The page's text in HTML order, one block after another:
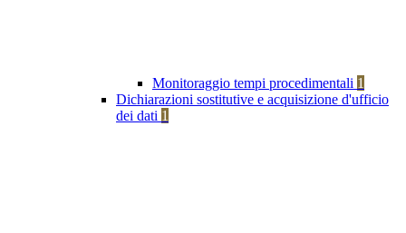
Monitoraggio tempi procedimentali 1
Dichiarazioni sostitutive e acquisizione d'ufficio
dei dati 1